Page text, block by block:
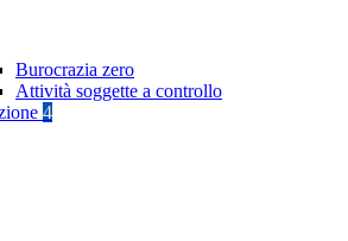
Burocrazia zero
Attività soggette a controllo
4